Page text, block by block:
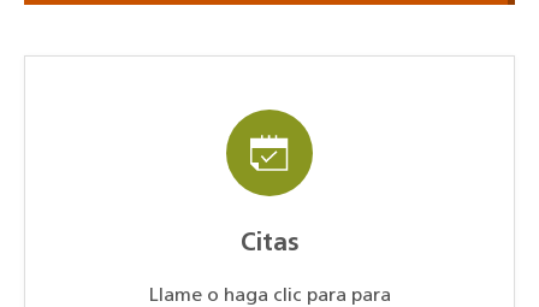
Citas
Llame o haga clic para para